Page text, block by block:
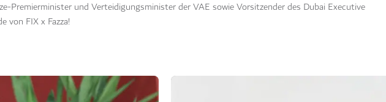
Premierminister und Verteidigungsminister der VAE sowie Vorsitzender des Dubai Executive
von FIX x Fazza!